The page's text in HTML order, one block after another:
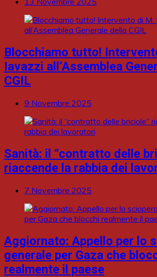
Blocchiamo tutto!
Iavazzi all’Assemblea
CGIL
9 Novembre 2025
Sanità: il “contratto delle
riaccende la rabbia dei
7 Novembre 2025
Aggiornato: Appello per lo
generale per Gaza che
realmente il paese